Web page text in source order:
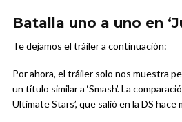
Batalla uno a uno en
Te dejamos el tráiler a continuación:
Por ahora, el tráiler solo nos muestra
un título similar a ‘Smash’. La
Ultimate Stars’, que salió en la DS hace